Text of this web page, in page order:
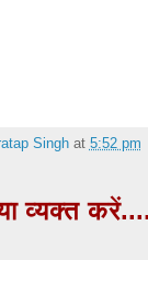
Singh at 5:52 pm
व्यक्त करें....